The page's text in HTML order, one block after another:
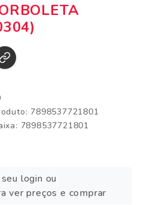
7898537721801
7898537721801
seu login ou
ver preços e comprar